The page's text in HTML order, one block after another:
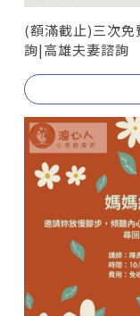
(額滿截止)三次
詢|高雄夫妻諮詢